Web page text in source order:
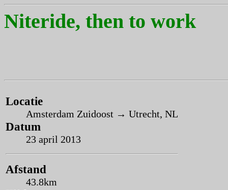
Niteride, then to work
Locatie
Amsterdam Zuidoost → Utrecht, NL
Datum
23 april 2013
Afstand
43.8km